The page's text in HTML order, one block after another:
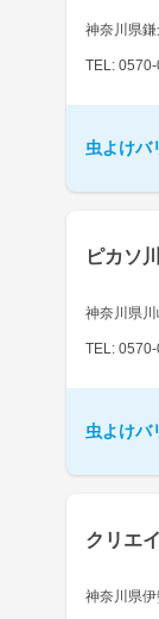
神奈川県鎌
TEL: 0570-
虫よけバ
ピカソ
神奈川県
TEL: 0570-
虫よけバ
クリエ
神奈川県